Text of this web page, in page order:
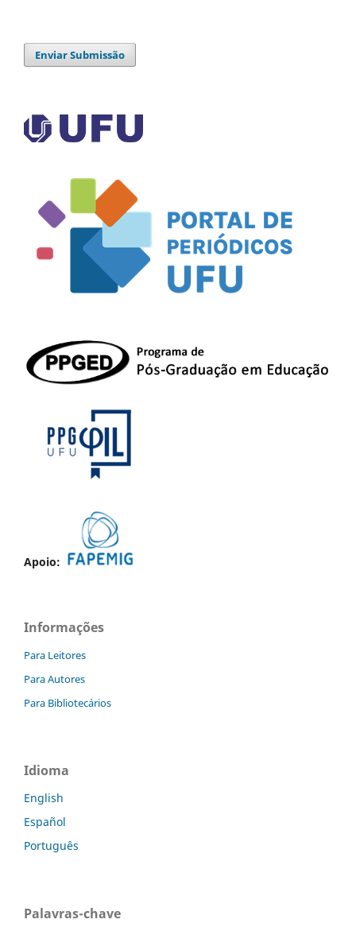
Enviar Submissão
Apoio:
Informações
Para Leitores
Para Autores
Para Bibliotecários
Idioma
English
Español
Português
Palavras-chave